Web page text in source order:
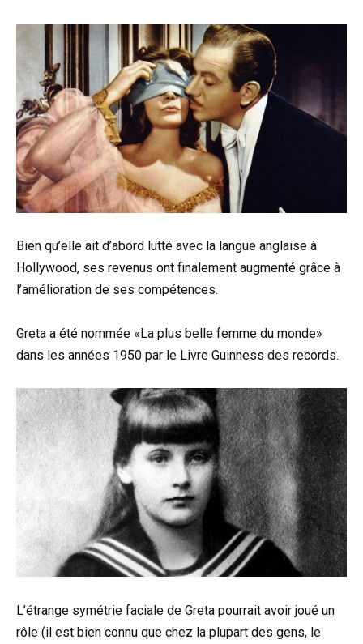
Bien qu’elle ait d’abord lutté avec la langue anglaise à
Hollywood, ses revenus ont finalement augmenté grâce à
l’amélioration de ses compétences.
Greta a été nommée «La plus belle femme du monde»
dans les années 1950 par le Livre Guinness des records.
L’étrange symétrie faciale de Greta pourrait avoir joué un
rôle (il est bien connu que chez la plupart des gens, le